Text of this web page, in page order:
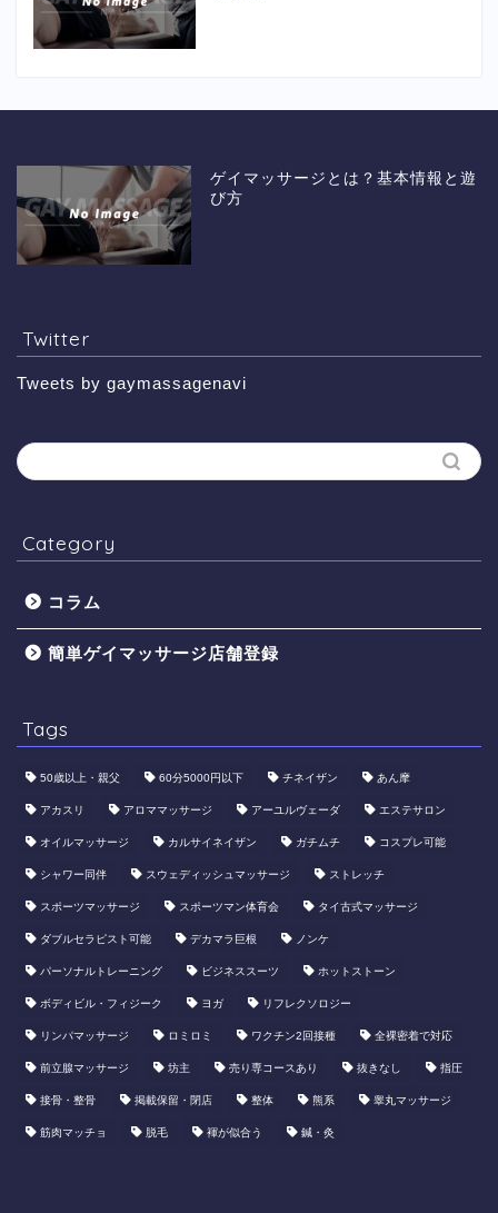
ゲイマッサージとは？基本情報と遊
び方
Twitter
Tweets by gaymassagenavi
Category
コラム
簡単ゲイマッサージ店舗登録
Tags
50歳以上・親父 60分5000円以下 ​チネイザン あん摩
アカスリ アロママッサージ アーユルヴェーダ エステサロン
オイルマッサージ カルサイネイザン ガチムチ コスプレ可能
シャワー同伴 スウェディッシュマッサージ ストレッチ
スポーツマッサージ スポーツマン体育会 タイ古式マッサージ
ダブルセラピスト可能 デカマラ巨根 ノンケ
パーソナルトレーニング ビジネススーツ ホットストーン
ボディビル・フィジーク ヨガ リフレクソロジー
リンパマッサージ ロミロミ ワクチン2回接種 全裸密着で対応
前立腺マッサージ 坊主 売り専コースあり 抜きなし 指圧
接骨・整骨 掲載保留・閉店 整体 熊系 睾丸マッサージ
筋肉マッチョ 脱毛 褌が似合う 鍼・灸